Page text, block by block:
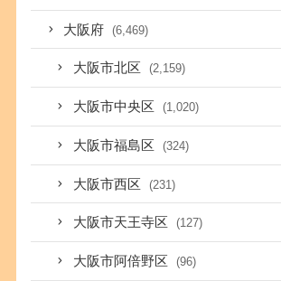
大阪府 (6,469)
大阪市北区 (2,159)
大阪市中央区 (1,020)
大阪市福島区 (324)
大阪市西区 (231)
大阪市天王寺区 (127)
大阪市阿倍野区 (96)